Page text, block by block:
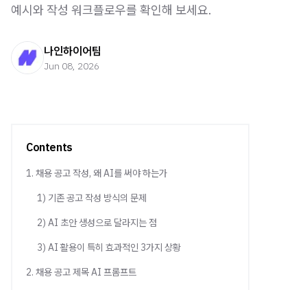
예시와 작성 워크플로우를 확인해 보세요.
나인하이어팀
Jun 08, 2026
Contents
1. 채용 공고 작성, 왜 AI를 써야 하는가
1) 기존 공고 작성 방식의 문제
2) AI 초안 생성으로 달라지는 점
3) AI 활용이 특히 효과적인 3가지 상황
2. 채용 공고 제목 AI 프롬프트